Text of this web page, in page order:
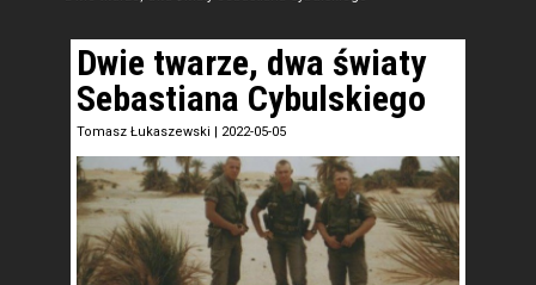
Dwie twarze, dwa światy
Sebastiana Cybulskiego
Tomasz Łukaszewski | 2022-05-05